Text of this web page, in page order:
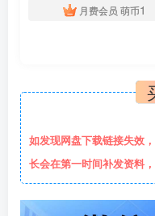
月费会员 萌币1
如发现网盘下载链接失效
长会在第一时间补发资料